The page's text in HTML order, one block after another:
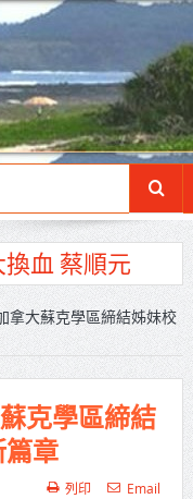
血 蔡順元
月31日補助
動態測試
拿大蘇克學區締結姊妹校
克學區締結
章
列印 Email